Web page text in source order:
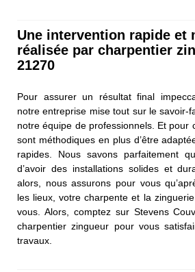
Une intervention rapide et
réalisée par charpentier
21270
Pour assurer un résultat final
notre entreprise mise tout sur le savoir-
notre équipe de professionnels. Et pour
sont méthodiques en plus d’être
rapides. Nous savons parfaitement
d’avoir des installations solides et
alors, nous assurons pour vous
les lieux, votre charpente et la
vous. Alors, comptez sur Stevens
charpentier zingueur pour vous
travaux.